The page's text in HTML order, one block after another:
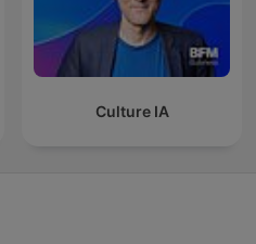
Culture IA